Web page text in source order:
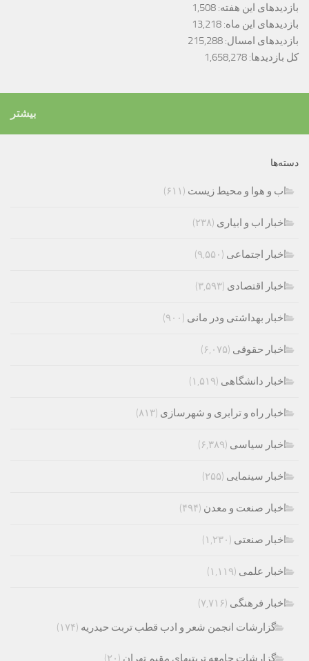
بازدیدهای این هفته: 1,508
بازدیدهای این ماه: 13,218
بازدیدهای امسال: 215,288
کل بازدیدها: 1,658,278
بیشتر
دسته‌ها
اب و هوا و محیط زیست (۶۱۱)
اخبار اب و ابیاری (۲۳۸)
اخبار اجتماعی (۹,۵۵۰)
اخبار اقتصادی (۳,۵۹۳)
اخبار بهداشتی ودر مانی (۹۰۰)
اخبار حقوقی (۶,۰۷۵)
اخبار دانشگاهی (۱,۵۱۹)
اخبار راه و ترابری و شهرسازی (۸۱۳)
اخبار سیاسی (۶,۳۸۹)
اخبار سینمایی (۲۵۵)
اخبار صنعت و معدن (۴۹۴)
اخبار صنعتی (۱,۲۳۰)
اخبار علمی (۱,۱۱۹)
اخبار فرهنگی (۷,۷۱۶)
گزارشات انجمن شعر و ادب قطب تربت حیدریه (۱۷۴)
گزارشات جامعه تربتیهای مقیم تهران (۲۰)